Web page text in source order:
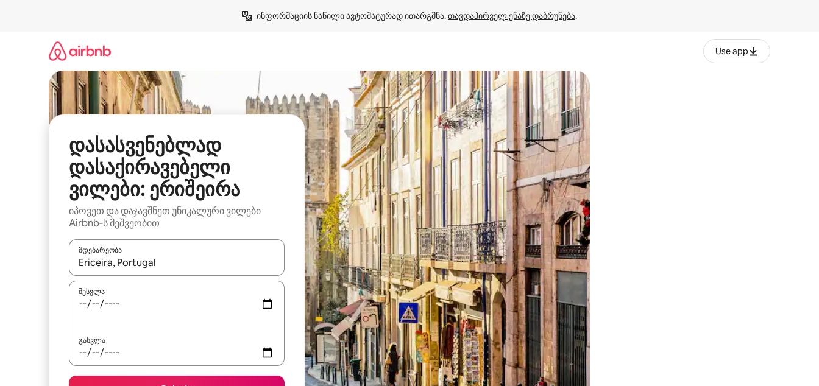
ინფორმაციის ნაწილი ავტომატურად ითარგმნა. თავდაპირველ ენაზე დაბრუნება.
Use app
დასასვენებლად
დასაქირავებელი
ვილები: ერიშეირა
იპოვეთ და დაჯავშნეთ უნიკალური ვილები
Airbnb‑ს მეშვეობით
მდებარეობა
როცა შედეგები ხელმისაწვდომი გახდება, ნავიგაციისთვის გამოიყენეთ კლავიშები ზემოთ/ქვემოთ მიმართული ისრებით ან შეხებისა თუ თითის გასმის ჟესტები.
შესვლა
გასვლა